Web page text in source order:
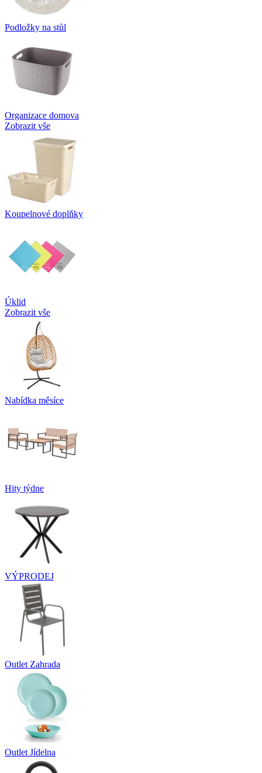
Podložky na stůl
Organizace domova
Zobrazit vše
Koupelnové doplňky
Úklid
Zobrazit vše
Nabídka měsíce
Hity týdne
VÝPRODEJ
Outlet Zahrada
Outlet Jídelna